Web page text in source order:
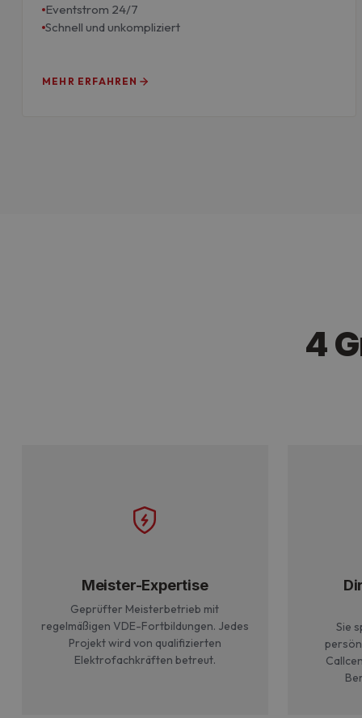
Eventstrom 24/7
Schnell und unkompliziert
MEHR ERFAHREN
4
Meister-Expertise
Geprüfter Meisterbetrieb mit
regelmäßigen VDE-Fortbildungen. Jedes
Projekt wird von qualifizierten
Elektrofachkräften betreut.
Sie